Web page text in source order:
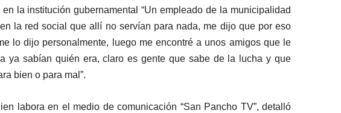
la institución gubernamental “Un empleado de la municipalidad
la red social que allí no servían para nada, me dijo que por eso
lo dijo personalmente, luego me encontré a unos amigos que le
ya sabían quién era, claro es gente que sabe de la lucha y que
bien o para mal”.
labora en el medio de comunicación “San Pancho TV”, detalló